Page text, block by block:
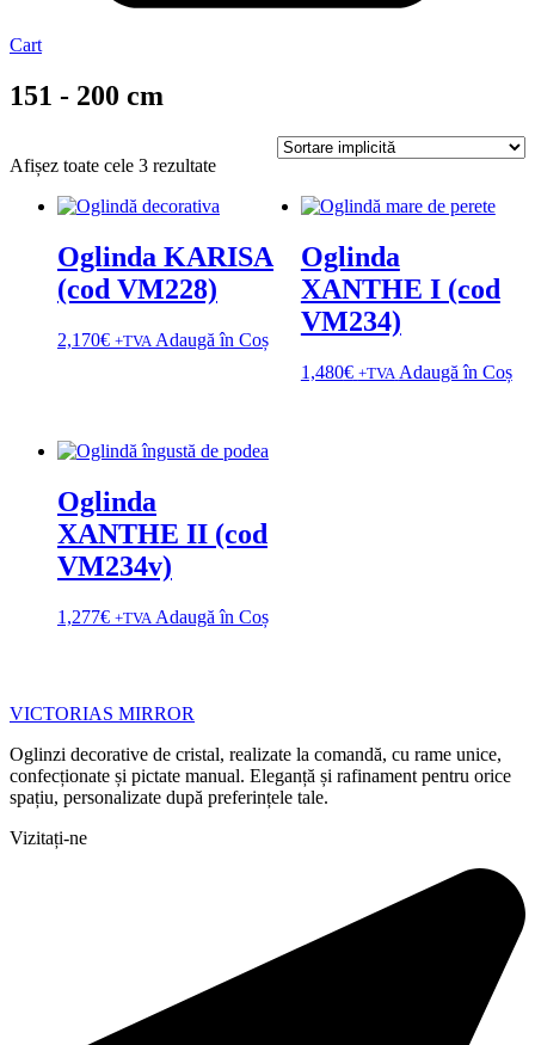
Cart
151 - 200 cm
Afișez toate cele 3 rezultate
Oglinda KARISA
(cod VM228)
2,170€ +TVA Adaugă în Coș
Oglinda
XANTHE I (cod
VM234)
1,480€ +TVA Adaugă în Coș
Oglinda
XANTHE II (cod
VM234v)
1,277€ +TVA Adaugă în Coș
VICTORIAS MIRROR
Oglinzi decorative de cristal, realizate la comandă, cu rame unice,
confecționate și pictate manual. Eleganță și rafinament pentru orice
spațiu, personalizate după preferințele tale.
Vizitați-ne